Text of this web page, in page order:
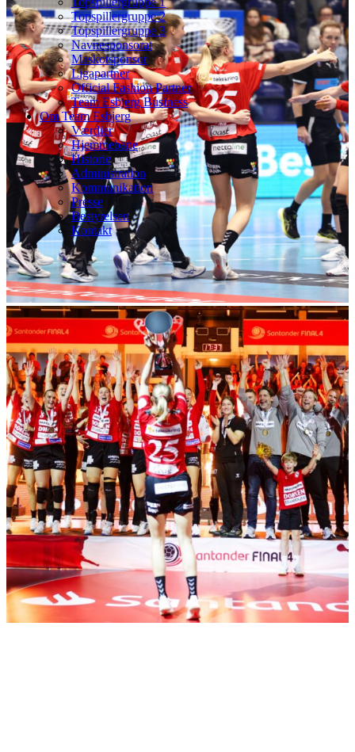
Topspillergruppe 2
Topspillergruppe 3
Navnesponsorat
Maskotsponsor
Ligapartner
Official Fashion Partner
Team Esbjerg Business
Om Team Esbjerg
Værdier
Hjemmebane
Historie
Administration
Kommunikation
Presse
Bestyrelsen
Kontakt